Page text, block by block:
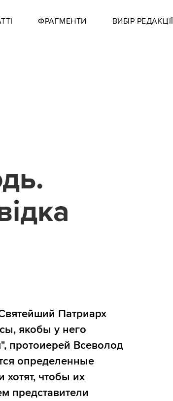
ФРАГМЕНТИ ВИБІР РЕДАКЦІЇ
Патриарх
якобы у него
протоиерей Всеволод
определенные
хотят, чтобы их
представители